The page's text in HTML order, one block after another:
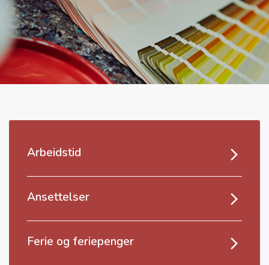
Arbeidstid
Ansettelser
Ferie og feriepenger